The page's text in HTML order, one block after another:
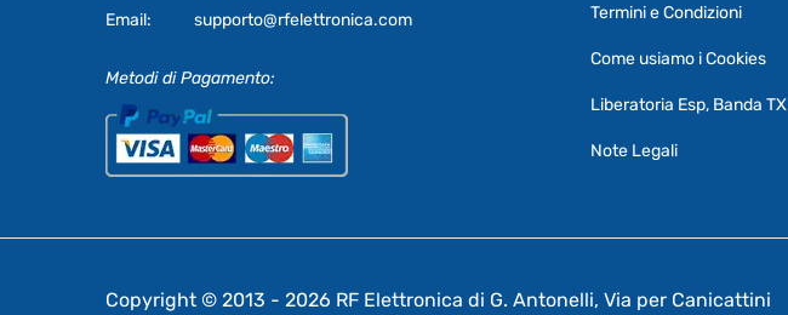
Email:
supporto@rfelettronica.com
Metodi di Pagamento:
Termini e Condizioni
Come usiamo i Cookies
Liberatoria Esp, Banda TX
Note Legali
Copyright © 2013 - 2026 RF Elettronica di G. Antonelli, Via per Canicattini